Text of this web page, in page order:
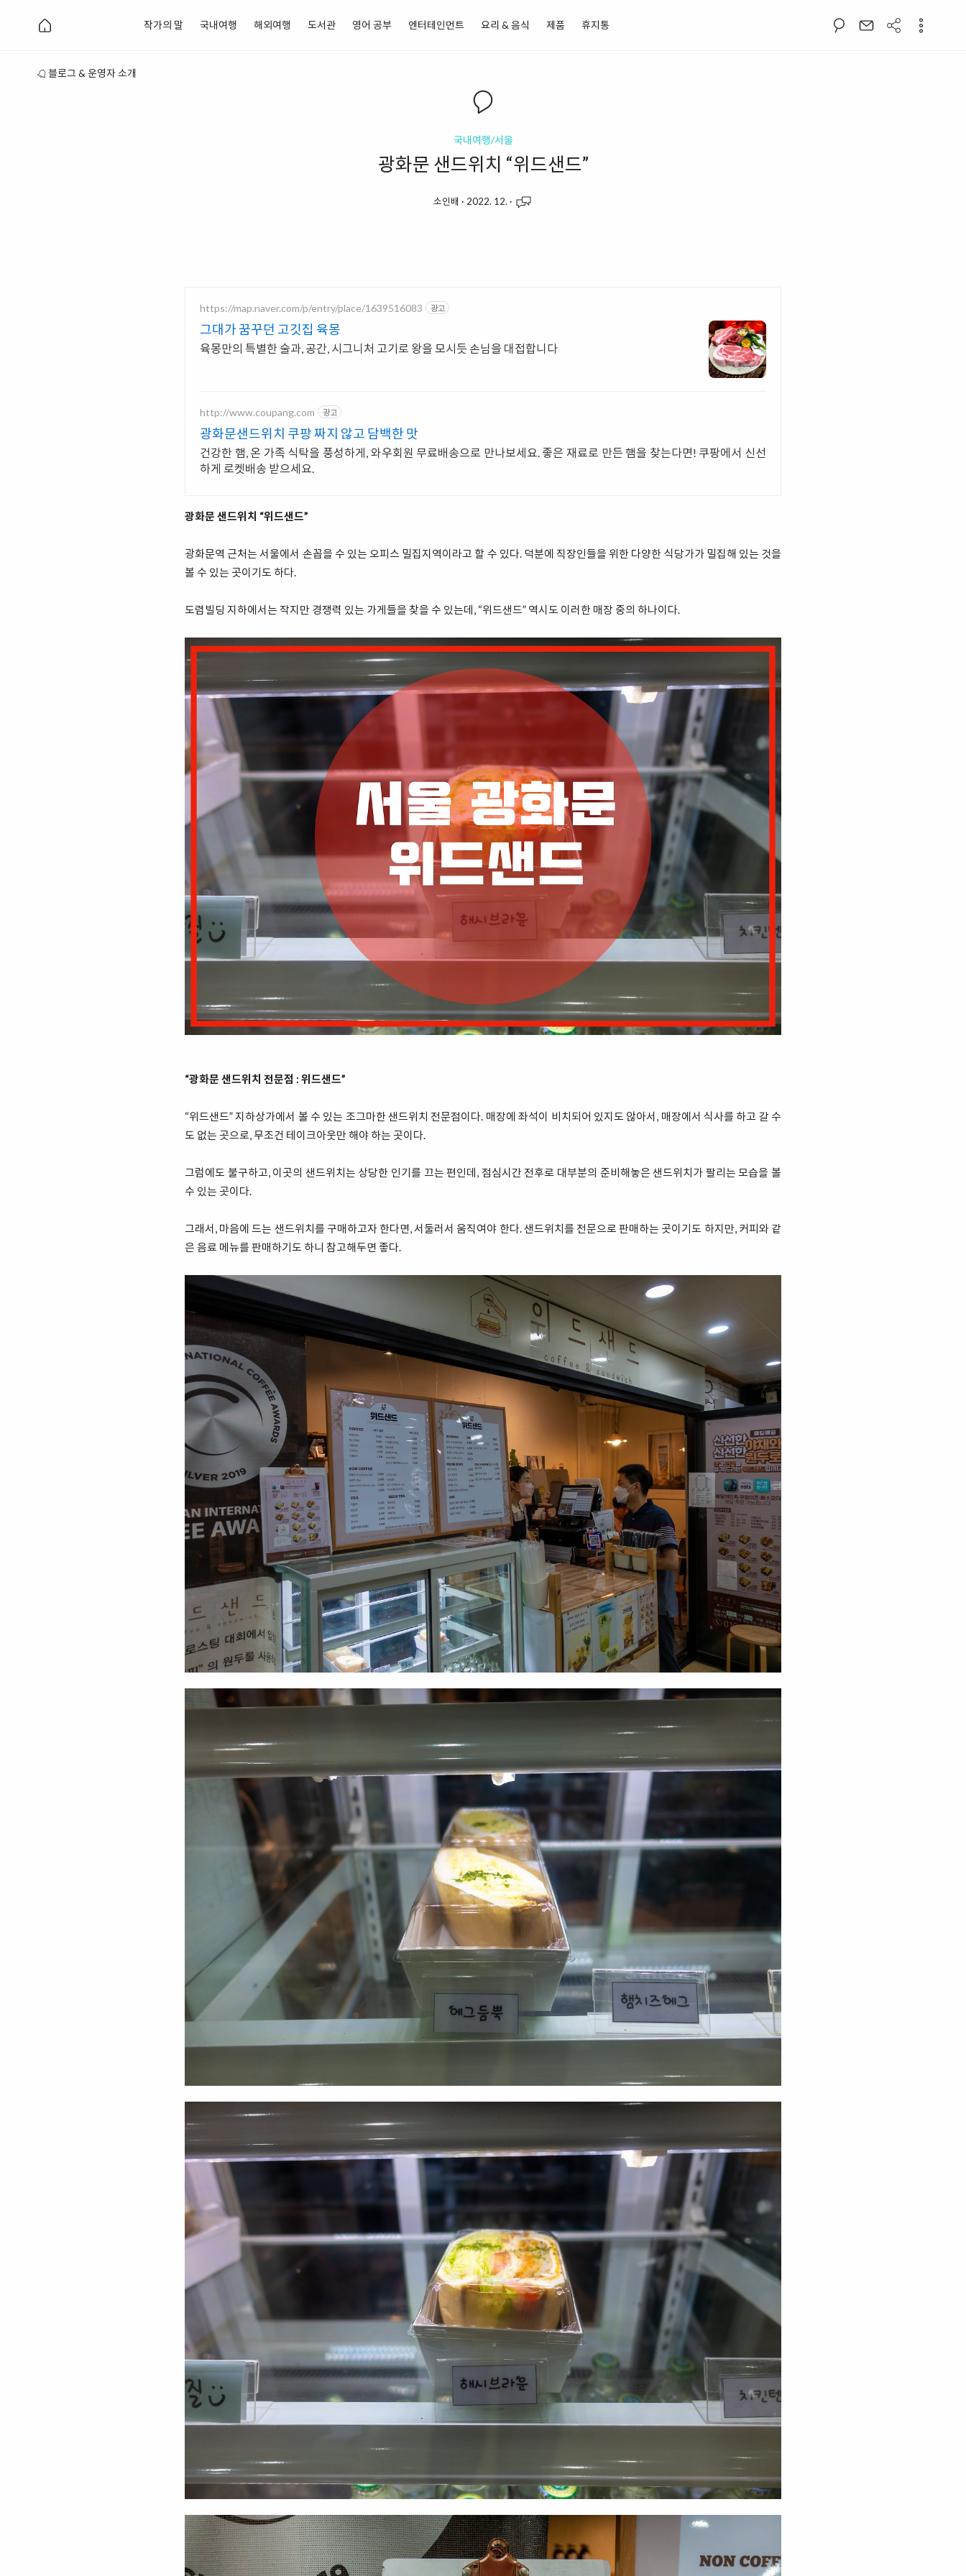
작가의 말 국내여행 해외여행 도서관 영어 공부 엔터테인먼트 요리 & 음식 제품 휴지통
블로그 & 운영자 소개
국내여행/서울
광화문 샌드위치 “위드샌드”
소인배 · 2022. 12. ·
https://map.naver.com/p/entry/place/1639516083 광고
그대가 꿈꾸던 고깃집 육몽
육몽만의 특별한 술과, 공간, 시그니처 고기로 왕을 모시듯 손님을 대접합니다
http://www.coupang.com 광고
광화문샌드위치 쿠팡 짜지 않고 담백한 맛
건강한 햄, 온 가족 식탁을 풍성하게, 와우회원 무료배송으로 만나보세요. 좋은 재료로 만든 햄을 찾는다면! 쿠팡에서 신선
하게 로켓배송 받으세요.
광화문 샌드위치 “위드샌드”
광화문역 근처는 서울에서 손꼽을 수 있는 오피스 밀집지역이라고 할 수 있다. 덕분에 직장인들을 위한 다양한 식당가가 밀집해 있는 것을
볼 수 있는 곳이기도 하다.
도렴빌딩 지하에서는 작지만 경쟁력 있는 가게들을 찾을 수 있는데, “위드샌드” 역시도 이러한 매장 중의 하나이다.
“광화문 샌드위치 전문점 : 위드샌드”
“위드샌드” 지하상가에서 볼 수 있는 조그마한 샌드위치 전문점이다. 매장에 좌석이 비치되어 있지도 않아서, 매장에서 식사를 하고 갈 수
도 없는 곳으로, 무조건 테이크아웃만 해야 하는 곳이다.
그럼에도 불구하고, 이곳의 샌드위치는 상당한 인기를 끄는 편인데, 점심시간 전후로 대부분의 준비해놓은 샌드위치가 팔리는 모습을 볼
수 있는 곳이다.
그래서, 마음에 드는 샌드위치를 구매하고자 한다면, 서둘러서 움직여야 한다. 샌드위치를 전문으로 판매하는 곳이기도 하지만, 커피와 같
은 음료 메뉴를 판매하기도 하니 참고해두면 좋다.